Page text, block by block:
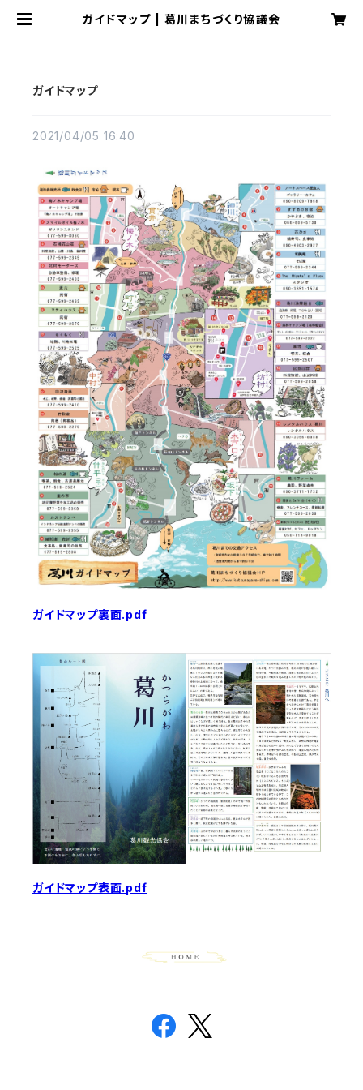
ガイドマップ | 葛川まちづくり協議会
ガイドマップ
2021/04/05 16:40
ガイドマップ裏面.pdf
ガイドマップ表面.pdf